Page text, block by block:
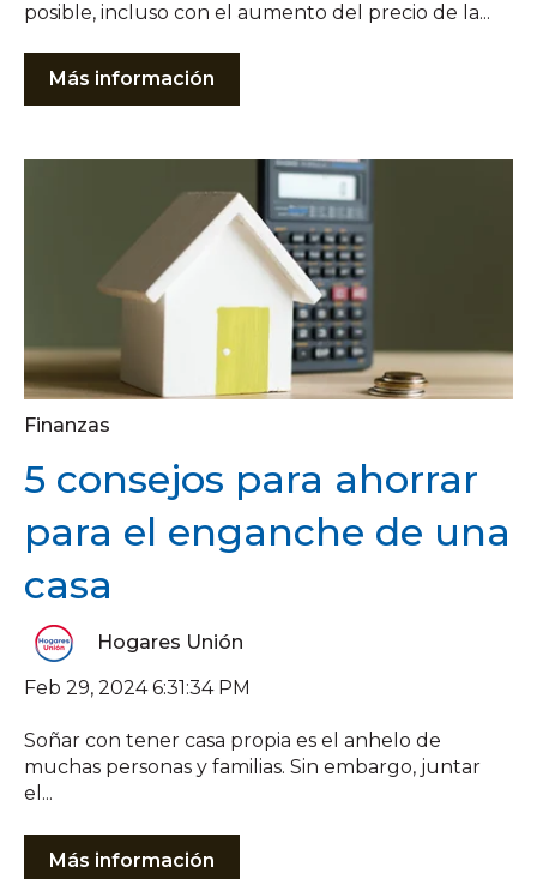
posible, incluso con el aumento del precio de la...
Más información
Finanzas
5 consejos para ahorrar
para el enganche de una
casa
Hogares Unión
Feb 29, 2024 6:31:34 PM
Soñar con tener casa propia es el anhelo de
muchas personas y familias. Sin embargo, juntar
el...
Más información